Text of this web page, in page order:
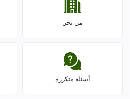
من نحن
أسئلة متكررة